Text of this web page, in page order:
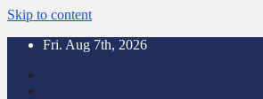
Skip to content
Fri. Aug 7th, 2026